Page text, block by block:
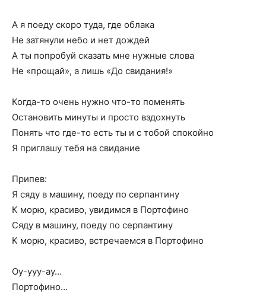
А я поеду скоро туда, где облака
Не затянули небо и нет дождей
А ты попробуй сказать мне нужные слова
Не «прощай», а лишь «До свидания!»
Когда-то очень нужно что-то поменять
Остановить минуты и просто вздохнуть
Понять что где-то есть ты и с тобой спокойно
Я приглашу тебя на свидание
Припев:
Я сяду в машину, поеду по серпантину
К морю, красиво, увидимся в Портофино
Сяду в машину, поеду по серпантину
К морю, красиво, встречаемся в Портофино
Оу-ууу-ау…
Портофино…